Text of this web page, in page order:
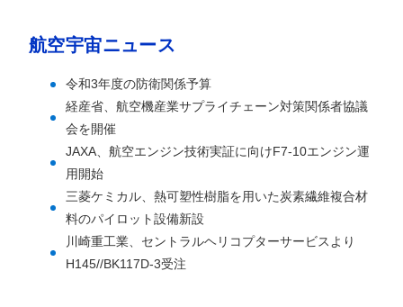
航空宇宙ニュース
令和3年度の防衛関係予算
経産省、航空機産業サプライチェーン対策関係者協議
会を開催
JAXA、航空エンジン技術実証に向けF7-10エンジン運
用開始
三菱ケミカル、熱可塑性樹脂を用いた炭素繊維複合材
料のパイロット設備新設
川崎重工業、セントラルヘリコプターサービスより
H145//BK117D-3受注